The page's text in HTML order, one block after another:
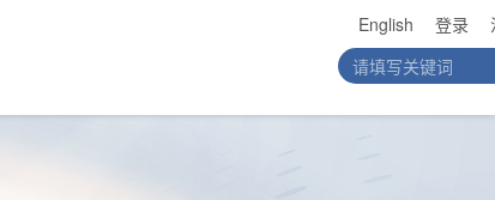
English 登录